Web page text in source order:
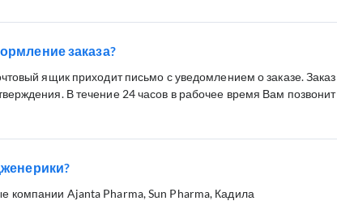
заказа?
ящик приходит письмо с уведомлением о заказе. Заказ
В течение 24 часов в рабочее время Вам позвонит
компании Ajanta Pharma, Sun Pharma, Кадила